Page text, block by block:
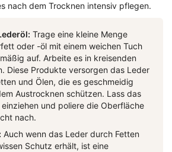
nach dem Trocknen intensiv pflegen.
Trage eine kleine Menge
oder -öl mit einem weichen Tuch
auf. Arbeite es in kreisenden
Diese Produkte versorgen das Leder
und Ölen, die es geschmeidig
Austrocknen schützen. Lass das
und poliere die Oberfläche
nach.
Auch wenn das Leder durch Fetten
Schutz erhält, ist eine